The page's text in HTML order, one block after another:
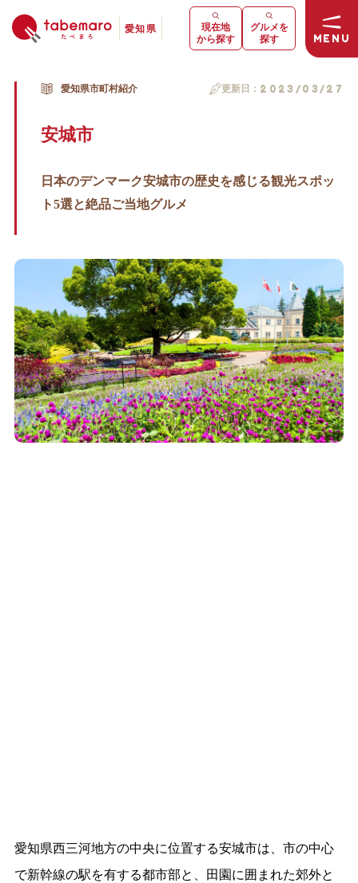
愛知県
MENU
現在地
から探す
グルメを
探す
愛知県市町村紹介 更新日： 2023/03/27
安城市
日本のデンマーク安城市の歴史を感じる観光スポッ
ト5選と絶品ご当地グルメ
愛知県西三河地方の中央に位置する安城市は、市の中心
で新幹線の駅を有する都市部と、田園に囲まれた郊外と